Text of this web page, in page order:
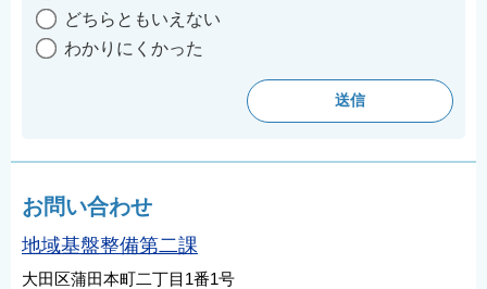
どちらともいえない
わかりにくかった
お問い合わせ
地域基盤整備第二課
大田区蒲田本町二丁目1番1号